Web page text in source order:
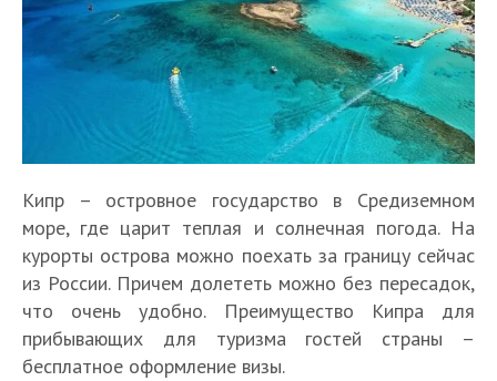
Кипр – островное государство в Средиземном
море, где царит теплая и солнечная погода. На
курорты острова можно поехать за границу сейчас
из России. Причем долететь можно без пересадок,
что очень удобно. Преимущество Кипра для
прибывающих для туризма гостей страны –
бесплатное оформление визы.